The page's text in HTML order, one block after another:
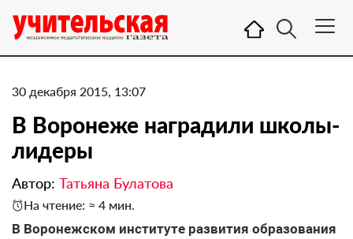
30 декабря 2015, 13:07
В Воронеже наградили школы-
лидеры
Автор: Татьяна Булатова
На чтение: ≈ 4 мин.
В Воронежском институте развития образования